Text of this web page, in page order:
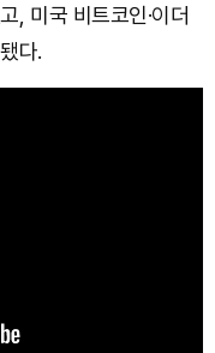
, 미국 비트코인·이더
다.